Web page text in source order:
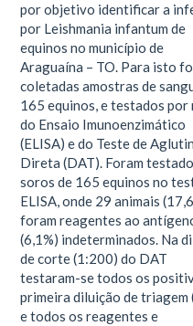
por objetivo identificar a
por Leishmania infantum de
equinos no município de
Araguaína – TO. Para isto
coletadas amostras de
165 equinos, e testados por
do Ensaio Imunoenzimático
(ELISA) e do Teste de
Direta (DAT). Foram
soros de 165 equinos no
ELISA, onde 29 animais
foram reagentes ao
(6,1%) indeterminados. Na
de corte (1:200) do DAT
testaram-se todos os
primeira diluição de triagem
e todos os reagentes e